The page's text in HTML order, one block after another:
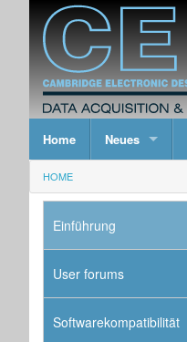
Home Neues
HOME
Einführung
User forums
Softwarekompatibilität